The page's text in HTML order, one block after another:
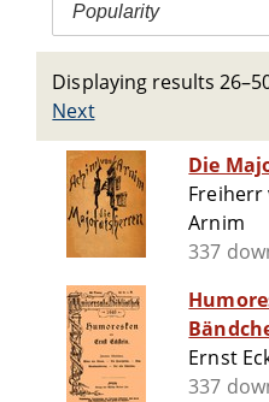
Popularity
Displaying results
Next
Die
Freiherr
Arnim
337
Ernst
337